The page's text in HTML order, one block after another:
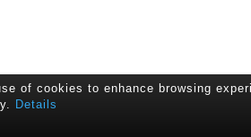
of cookies to enhance browsing
Details